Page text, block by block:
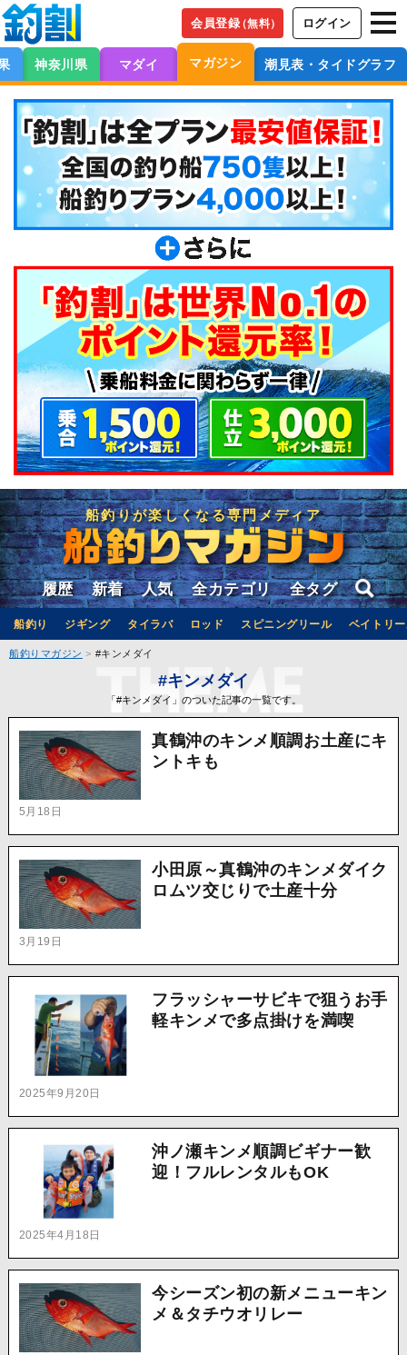
会員登録（無料） ログイン
神奈川県 マダイ マガジン 潮見表・タイドグラフ
船釣りが楽しくなる専門メディア
履歴 新着 人気 全カテゴリ 全タグ
船釣り ジギング タイラバ ロッド スピニングリール ベイトリ
船釣りマガジン #キンメダイ
#キンメダイ
「#キンメダイ」のついた記事の一覧です。
5月18日
真鶴沖のキンメ順調お土産にキ
ントキも
3月19日
小田原～真鶴沖のキンメダイク
ロムツ交じりで土産十分
2025年9月20日
フラッシャーサビキで狙うお手
軽キンメで多点掛けを満喫
2025年4月18日
沖ノ瀬キンメ順調ビギナー歓
迎！フルレンタルもOK
今シーズン初の新メニューキン
メ＆タチウオリレー